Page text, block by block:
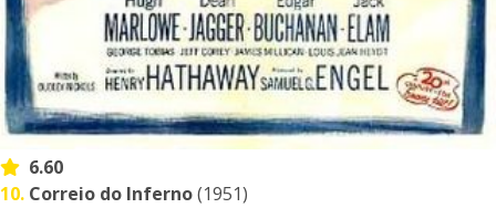
6.60
10. Correio do Inferno(1951)